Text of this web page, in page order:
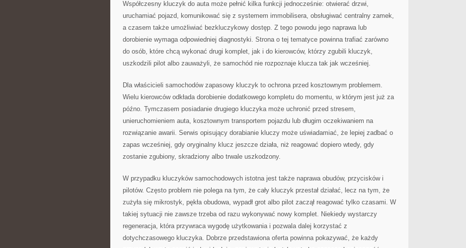
Współczesny kluczyk do auta może pełnić kilka funkcji jednocześnie: otwierać drzwi,
uruchamiać pojazd, komunikować się z systemem immobilisera, obsługiwać centralny zamek,
a czasem także umożliwiać bezkluczykowy dostęp. Z tego powodu jego naprawa lub
dorobienie wymaga odpowiedniej diagnostyki. Strona o tej tematyce powinna trafiać zarówno
do osób, które chcą wykonać drugi komplet, jak i do kierowców, którzy zgubili kluczyk,
uszkodzili pilot albo zauważyli, że samochód nie rozpoznaje klucza tak jak wcześniej.
Dla właścicieli samochodów zapasowy kluczyk to ochrona przed kosztownym problemem.
Wielu kierowców odkłada dorobienie dodatkowego kompletu do momentu, w którym jest już za
późno. Tymczasem posiadanie drugiego kluczyka może uchronić przed stresem,
unieruchomieniem auta, kosztownym transportem pojazdu lub długim oczekiwaniem na
rozwiązanie awarii. Serwis opisujący dorabianie kluczy może uświadamiać, że lepiej zadbać o
zapas wcześniej, gdy oryginalny klucz jeszcze działa, niż reagować dopiero wtedy, gdy
zostanie zgubiony, skradziony albo trwale uszkodzony.
W przypadku kluczyków samochodowych istotna jest także naprawa obudów, przycisków i
pilotów. Często problem nie polega na tym, że cały kluczyk przestał działać, lecz na tym, że
zużyła się mikrostyk, pękła obudowa, wypadł grot albo pilot zaczął reagować tylko czasami. W
takiej sytuacji nie zawsze trzeba od razu wykonywać nowy komplet. Niekiedy wystarczy
regeneracja, która przywraca wygodę użytkowania i pozwala dalej korzystać z
dotychczasowego kluczyka. Dobrze przedstawiona oferta powinna pokazywać, że każdy